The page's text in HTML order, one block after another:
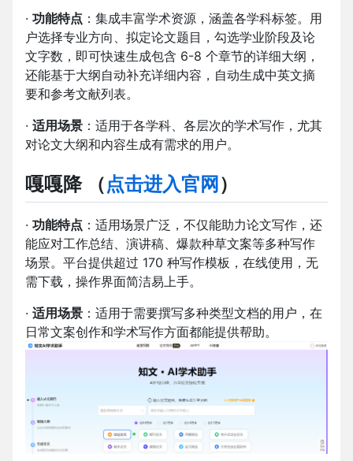
· 功能特点 ：集成丰富学术资源，涵盖各学科标签。用
户选择专业方向、拟定论文题目，勾选学业阶段及论
文字数，即可快速生成包含 6-8 个章节的详细大纲，
还能基于大纲自动补充详细内容，自动生成中英文摘
要和参考文献列表。
· 适用场景 ：适用于各学科、各层次的学术写作，尤其
对论文大纲和内容生成有需求的用户。
嘎嘎降（点击进入官网 ）
· 功能特点 ：适用场景广泛，不仅能助力论文写作，还
能应对工作总结、演讲稿、爆款种草文案等多种写作
场景。平台提供超过 170 种写作模板，在线使用，无
需下载，操作界面简洁易上手。
· 适用场景 ：适用于需要撰写多种类型文档的用户，在
日常文案创作和学术写作方面都能提供帮助。